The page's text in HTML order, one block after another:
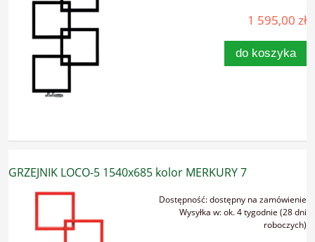
1 595,00 zł
do koszyka
GRZEJNIK LOCO-5 1540x685 kolor MERKURY 7
Dostępność:dostępny na zamówienie
Wysyłka w:ok. 4 tygodnie (28 dni
roboczych)